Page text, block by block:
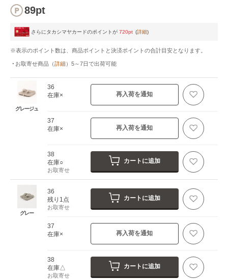
89pt
さらにタカシマヤカードのポイントが 720pt (詳細)
※表示のポイント数は、商品ポイントと決済ポイントの合計目安となります。
お取寄せ商品 （詳細） 5～7日で出荷可能
グレージュ
36
在庫×
再入荷を通知
37
在庫×
再入荷を通知
38
在庫○
お取寄せ
カートに追加
グレー
36
残り1点
お取寄せ
カートに追加
37
在庫×
再入荷を通知
38
在庫△
お取寄せ
カートに追加